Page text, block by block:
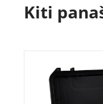
Kiti